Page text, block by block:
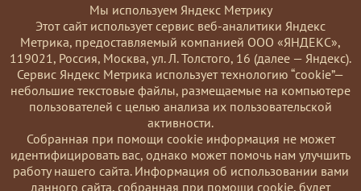
Мы используем Яндекс Метрику
Этот сайт использует сервис веб-аналитики Яндекс
Метрика, предоставляемый компанией ООО «ЯНДЕКС»,
119021, Россия, Москва, ул. Л. Толстого, 16 (далее — Яндекс).
Сервис Яндекс Метрика использует технологию “cookie”—
небольшие текстовые файлы, размещаемые на компьютере
пользователей с целью анализа их пользовательской
активности.
Coбранная при помощи cookie информация не может
идентифицировать вас, однако может помочь нам улучшить
работу нашего сайта. Информация об использовании вами
данного сайта, собранная при помощи cookie, будет